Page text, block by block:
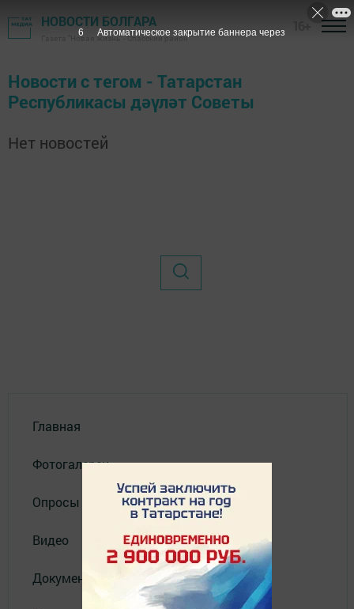
НОВОСТИ БОЛГАРА
Газета "Новая жизнь" - Спасский район
Новости с тегом - Татарстан
Республикасы дәүләт Советы
Нет новостей
Главная
Фотогалереи
Опросы
Видео
Документы
6 Автоматическое закрытие баннера через